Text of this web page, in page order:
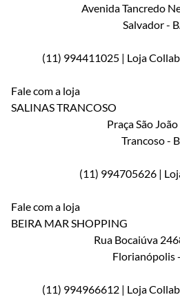
Avenida Tancredo
Salvador-
(11) 994411025 | Loja
Fale com a loja
SALINAS TRANCOSO
Praça São João
Trancoso-
(11) 994705626 |
Fale com a loja
BEIRA MAR SHOPPING
Rua Bocaiúva
Florianópolis-
(11) 994966612 | Loja